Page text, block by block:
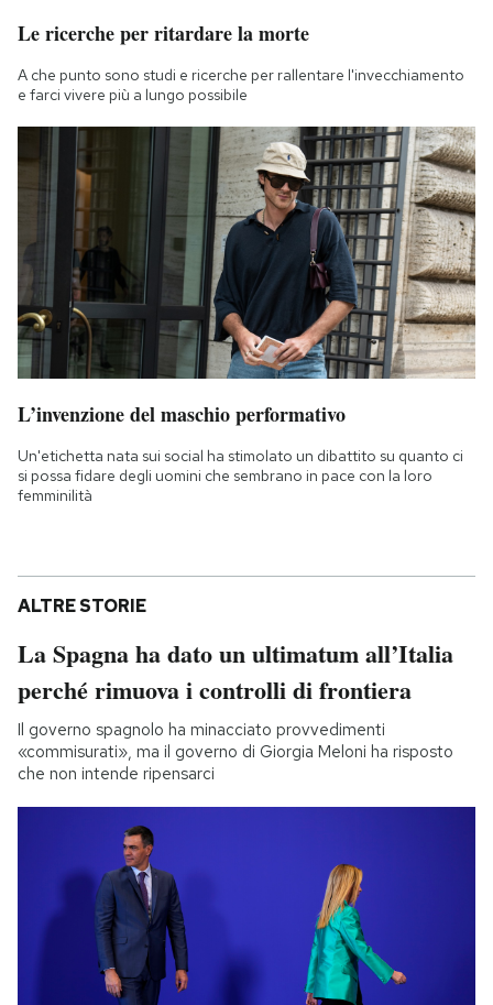
Le ricerche per ritardare la morte
A che punto sono studi e ricerche per rallentare l'invecchiamento
e farci vivere più a lungo possibile
L’invenzione del maschio performativo
Un'etichetta nata sui social ha stimolato un dibattito su quanto ci
si possa fidare degli uomini che sembrano in pace con la loro
femminilità
ALTRE STORIE
La Spagna ha dato un ultimatum all’Italia
perché rimuova i controlli di frontiera
Il governo spagnolo ha minacciato provvedimenti
«commisurati», ma il governo di Giorgia Meloni ha risposto
che non intende ripensarci